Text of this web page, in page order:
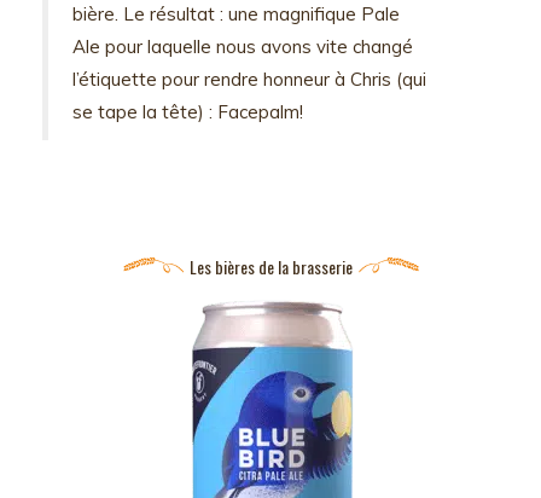
bière. Le résultat : une magnifique Pale
Ale pour laquelle nous avons vite changé
l’étiquette pour rendre honneur à Chris (qui
se tape la tête) : Facepalm!
Les bières de la brasserie